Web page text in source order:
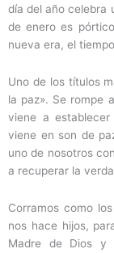
día del año celebra
de enero es
nueva era, el
Uno de los títulos
la paz». Se rompe
viene a
viene en son de
uno de nosotros
a recuperar la
Corramos como
nos hace hijos,
Madre de Dios y